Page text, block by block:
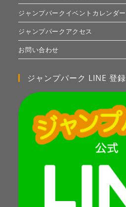
ジャンプパークイベントカレンダー
ジャンプパークアクセス
お問い合わせ
ジャンプパーク LINE 登録